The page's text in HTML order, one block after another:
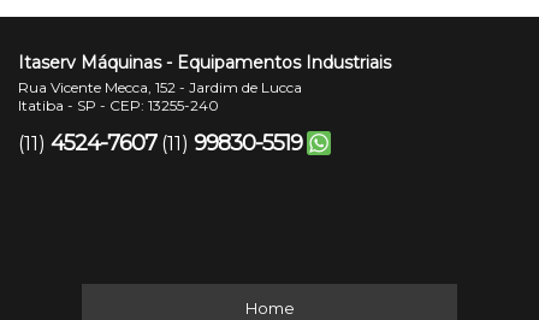
Itaserv Máquinas - Equipamentos Industriais
Rua Vicente Mecca, 152 - Jardim de Lucca
Itatiba - SP - CEP: 13255-240
(11) 4524-7607 (11) 99830-5519
Home